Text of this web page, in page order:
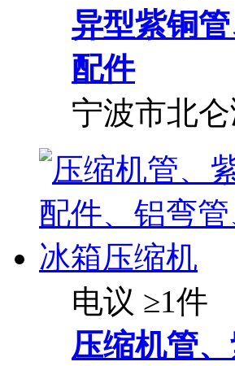
异型紫铜
配件
宁波市北
电议 ≥1件
压缩机管